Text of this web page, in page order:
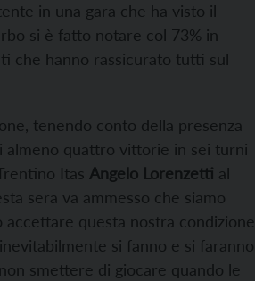
in una gara che ha visto il
si è fatto notare col 73% in
che hanno rassicurato tutti sul
tenendo conto della presenza
almeno quattro vittorie in sei turni
Itas Angelo Lorenzetti al
sera va ammesso che siamo
questa nostra condizione
si fanno e si faranno
smettere di giocare quando le